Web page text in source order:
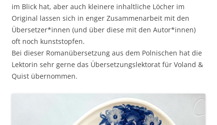
im Blick hat, aber auch kleinere inhaltliche Löcher im
Original lassen sich in enger Zusammenarbeit mit den
Übersetzer*innen (und über diese mit den Autor*innen)
oft noch kunststopfen.
Bei dieser Romanübersetzung aus dem Polnischen hat die
Lektorin sehr gerne das Übersetzungslektorat für Voland &
Quist übernommen.